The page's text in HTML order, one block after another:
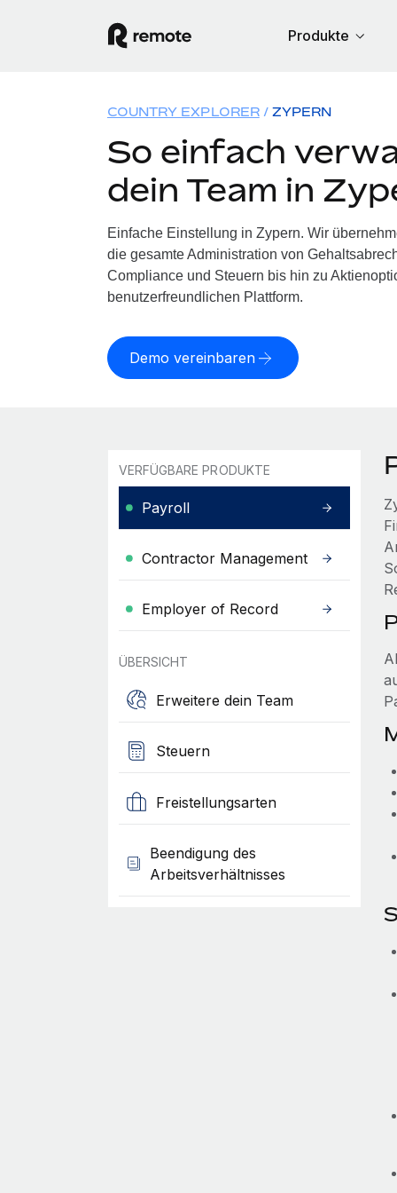
Produkte
COUNTRY EXPLORER ZYPERN
So einfach
dein Team in
Einfache Einstellung in Zypern. Wir
die gesamte Administration von
Compliance und Steuern bis hin zu
benutzerfreundlichen Plattform.
Demo vereinbaren
VERFÜGBARE PRODUKTE
Payroll
Contractor Management
Employer of Record
ÜBERSICHT
Erweitere dein Team
Steuern
Freistellungsarten
Beendigung des
Arbeitsverhältnisses